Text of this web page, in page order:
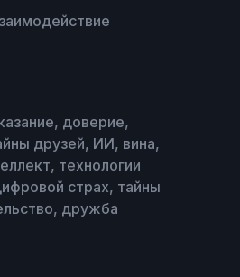
доверие,
друзей, ИИ, вина,
технологии
страх, тайны
дружба